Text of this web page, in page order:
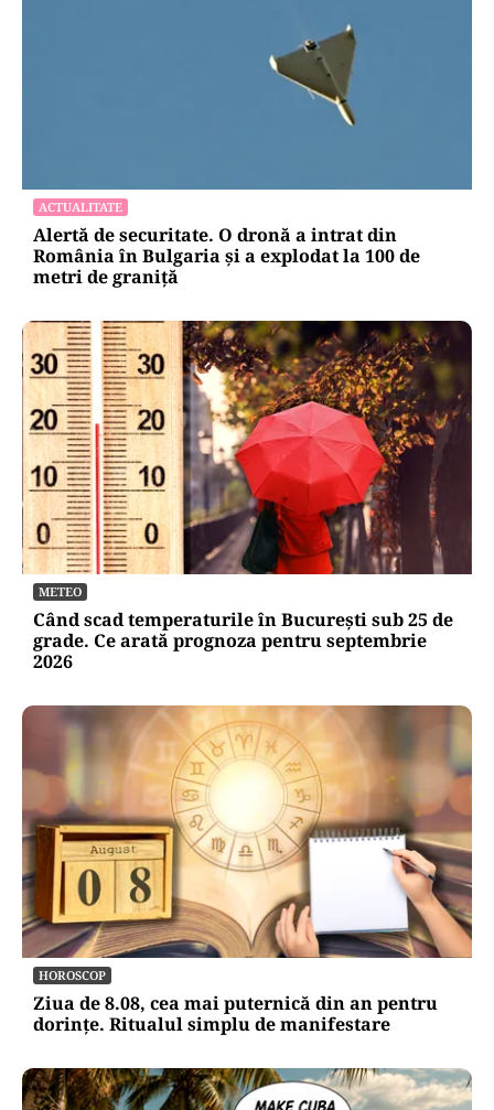
ACTUALITATE
Alertă de securitate. O dronă a intrat din
România în Bulgaria şi a explodat la 100 de
metri de graniţă
METEO
Când scad temperaturile în București sub 25 de
grade. Ce arată prognoza pentru septembrie
2026
HOROSCOP
Ziua de 8.08, cea mai puternică din an pentru
dorințe. Ritualul simplu de manifestare